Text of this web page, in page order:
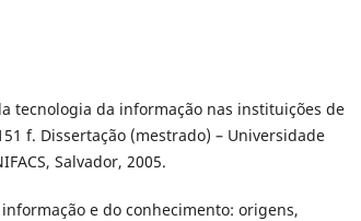
tecnologia da informação nas instituições de
f. Dissertação (mestrado) – Universidade
Salvador, 2005.
informação e do conhecimento: origens,